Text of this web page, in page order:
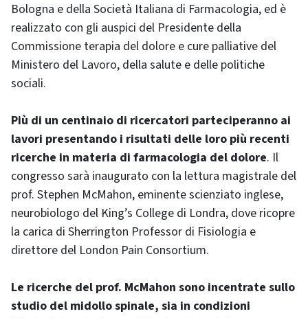
Bologna e della Società Italiana di Farmacologia, ed è
realizzato con gli auspici del Presidente della
Commissione terapia del dolore e cure palliative del
Ministero del Lavoro, della salute e delle politiche
sociali.
Più di un centinaio di ricercatori parteciperanno ai
lavori presentando i risultati delle loro più recenti
ricerche in materia di farmacologia del dolore. Il
congresso sarà inaugurato con la lettura magistrale del
prof. Stephen McMahon, eminente scienziato inglese,
neurobiologo del King’s College di Londra, dove ricopre
la carica di Sherrington Professor di Fisiologia e
direttore del London Pain Consortium.
Le ricerche del prof. McMahon sono incentrate sullo
studio del midollo spinale, sia in condizioni